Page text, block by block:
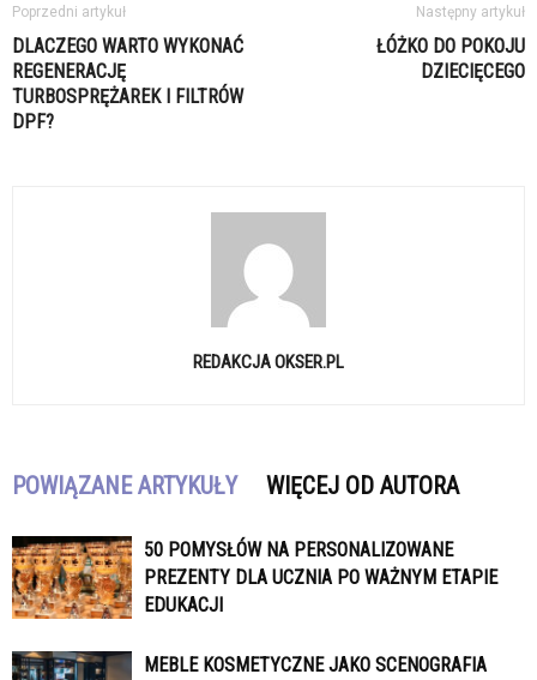
Poprzedni artykuł
DLACZEGO WARTO WYKONAĆ
REGENERACJĘ
TURBOSPRĘŻAREK I FILTRÓW
DPF?
Następny artykuł
ŁÓŻKO DO POKOJU
DZIECIĘCEGO
REDAKCJA OKSER.PL
POWIĄZANE ARTYKUŁY WIĘCEJ OD AUTORA
50 POMYSŁÓW NA PERSONALIZOWANE
PREZENTY DLA UCZNIA PO WAŻNYM ETAPIE
EDUKACJI
MEBLE KOSMETYCZNE JAKO SCENOGRAFIA